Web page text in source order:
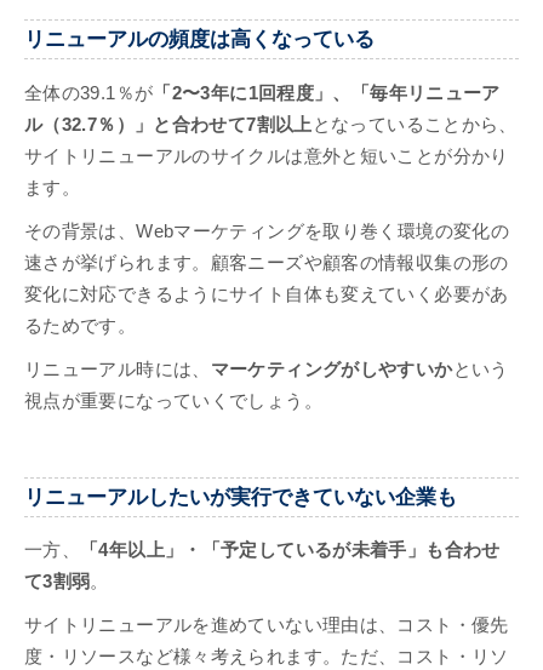
リニューアルの頻度は高くなっている
全体の39.1％が 「2〜3年に1回程度」、「毎年リニューア
ル（32.7％）」と合わせて7割以上 となっていることから、
サイトリニューアルのサイクルは意外と短いことが分かり
ます。
その背景は、Webマーケティングを取り巻く環境の変化の
速さが挙げられます。顧客ニーズや顧客の情報収集の形の
変化に対応できるようにサイト自体も変えていく必要があ
るためです。
リニューアル時には、 マーケティングがしやすいかという
視点が重要になっていくでしょう。
リニューアルしたいが実行できていない企業も
一方、
「4年以上」・「予定しているが未着手」も合わせ
て3割弱。
サイトリニューアルを進めていない理由は、コスト・優先
度・リソースなど様々考えられます。ただ、コスト・リソ